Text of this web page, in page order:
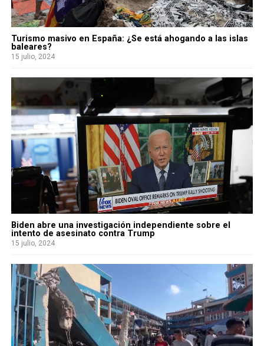
Turismo masivo en España: ¿Se está ahogando a las islas
baleares?
15 julio, 2024
Biden abre una investigación independiente sobre el
intento de asesinato contra Trump
15 julio, 2024